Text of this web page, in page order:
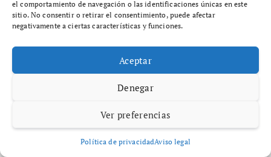
el comportamiento de navegación o las identificaciones únicas en este
sitio. No consentir o retirar el consentimiento, puede afectar
negativamente a ciertas características y funciones.
Aceptar
Denegar
Ver preferencias
Política de privacidadAviso legal
– Harvard Business Review. «The Value of
Omnichannel Retailing».
– Nielsen. «The Sustainability Imperative».